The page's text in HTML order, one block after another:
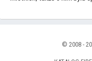
© 2008 -